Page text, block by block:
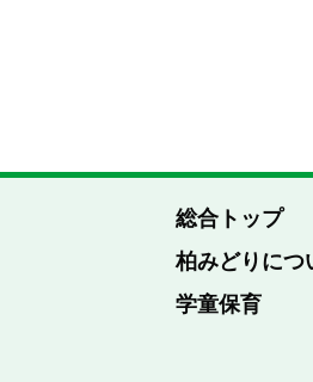
総合トップ
柏みどりにつ
学童保育